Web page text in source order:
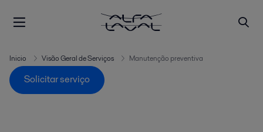
Inicio Visão Geral de Serviços Manutenção preventiva
Solicitar serviço